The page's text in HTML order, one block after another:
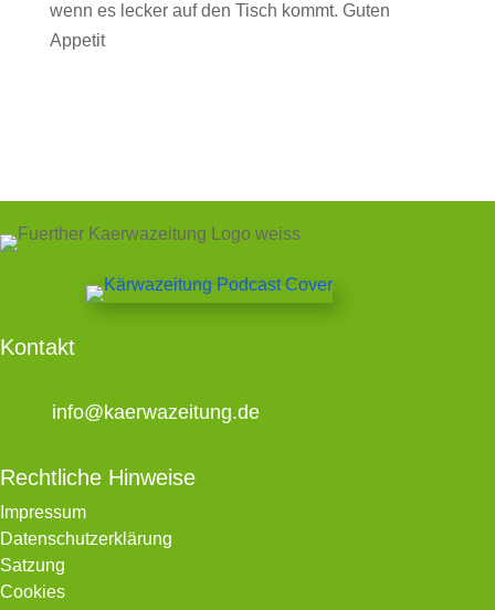
wenn es lecker auf den Tisch kommt. Guten
Appetit
Kontakt
info@kaerwazeitung.de
Rechtliche Hinweise
Impressum
Datenschutzerklärung
Satzung
Cookies